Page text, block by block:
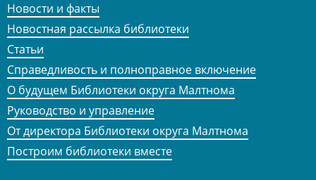
Новости и факты
Новостная рассылка библиотеки
Статьи
Справедливость и полноправное включение
О будущем Библиотеки округа Малтнома
Руководство и управление
От директора Библиотеки округа Малтнома
Построим библиотеки вместе